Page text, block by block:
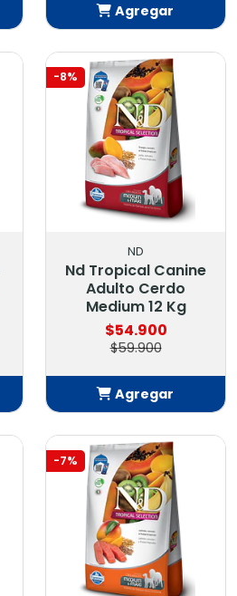
Agregar
-8%
ND
Nd Tropical Canine
Adulto Cerdo
Medium 12 Kg
$54.900
$59.900
Agregar
Añadido
-7%